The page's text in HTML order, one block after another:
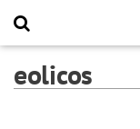
eolicos